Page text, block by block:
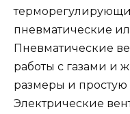
пневматические
Пневматические
работы с газами и
размеры и
Электрические